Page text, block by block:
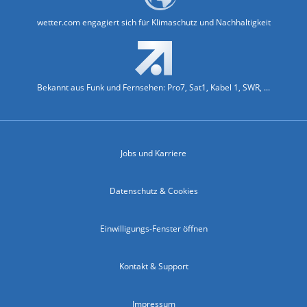
wetter.com engagiert sich für Klimaschutz und Nachhaltigkeit
Bekannt aus Funk und Fernsehen: Pro7, Sat1, Kabel 1, SWR, ...
Jobs und Karriere
Datenschutz & Cookies
Einwilligungs-Fenster öffnen
Kontakt & Support
Impressum